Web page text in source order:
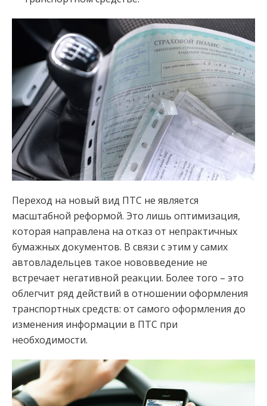
Переход на новый вид ПТС не является
масштабной реформой. Это лишь оптимизация,
которая направлена на отказ от непрактичных
бумажных документов. В связи с этим у самих
автовладельцев такое нововведение не
встречает негативной реакции. Более того – это
облегчит ряд действий в отношении оформления
транспортных средств: от самого оформления до
изменения информации в ПТС при
необходимости.